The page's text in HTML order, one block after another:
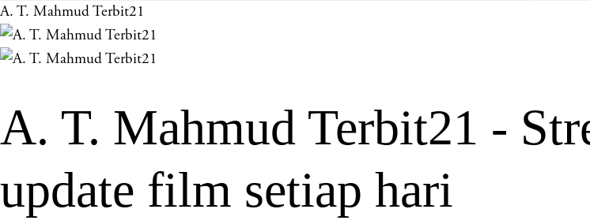
A. T. Mahmud Terbit21
A. T. Mahmud Terbit21 -
update film setiap hari